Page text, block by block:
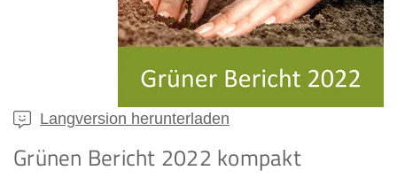
Langversion herunterladen
Grünen Bericht 2022 kompakt